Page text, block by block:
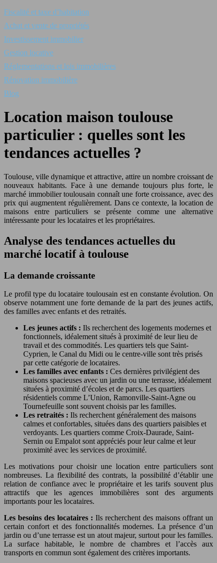
Fiscalité et taxe d’habitation
Achat et vente de propriétés
Investissement immobilier
Gestion locative
Réglementations et lois immobilières
Rénovation immobilière
Blog
Location maison toulouse
particulier : quelles sont les
tendances actuelles ?
Toulouse, ville dynamique et attractive, attire un nombre croissant de
nouveaux habitants. Face à une demande toujours plus forte, le
marché immobilier toulousain connaît une forte croissance, avec des
prix qui augmentent régulièrement. Dans ce contexte, la location de
maisons entre particuliers se présente comme une alternative
intéressante pour les locataires et les propriétaires.
Analyse des tendances actuelles du
marché locatif à toulouse
La demande croissante
Le profil type du locataire toulousain est en constante évolution. On
observe notamment une forte demande de la part des jeunes actifs,
des familles avec enfants et des retraités.
Les jeunes actifs : Ils recherchent des logements modernes et
fonctionnels, idéalement situés à proximité de leur lieu de
travail et des commodités. Les quartiers tels que Saint-
Cyprien, le Canal du Midi ou le centre-ville sont très prisés
par cette catégorie de locataires.
Les familles avec enfants : Ces dernières privilégient des
maisons spacieuses avec un jardin ou une terrasse, idéalement
situées à proximité d’écoles et de parcs. Les quartiers
résidentiels comme L’Union, Ramonville-Saint-Agne ou
Tournefeuille sont souvent choisis par les familles.
Les retraités : Ils recherchent généralement des maisons
calmes et confortables, situées dans des quartiers paisibles et
verdoyants. Les quartiers comme Croix-Daurade, Saint-
Sernin ou Empalot sont appréciés pour leur calme et leur
proximité avec les services de proximité.
Les motivations pour choisir une location entre particuliers sont
nombreuses. La flexibilité des contrats, la possibilité d’établir une
relation de confiance avec le propriétaire et les tarifs souvent plus
attractifs que les agences immobilières sont des arguments
importants pour les locataires.
Les besoins des locataires : Ils recherchent des maisons offrant un
certain confort et des fonctionnalités modernes. La présence d’un
jardin ou d’une terrasse est un atout majeur, surtout pour les familles.
La surface habitable, le nombre de chambres et l’accès aux
transports en commun sont également des critères importants.